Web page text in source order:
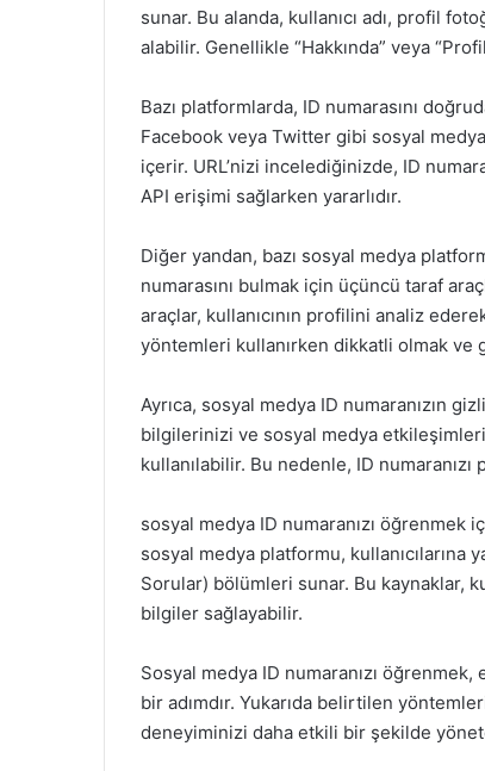
sunar. Bu alanda, kullanıcı adı, profil
alabilir. Genellikle “Hakkında” veya
Bazı platformlarda, ID numarasını
Facebook veya Twitter gibi sosyal
içerir. URL’nizi incelediğinizde, ID
API erişimi sağlarken yararlıdır.
Diğer yandan, bazı sosyal medya
numarasını bulmak için üçüncü taraf
araçlar, kullanıcının profilini analiz
yöntemleri kullanırken dikkatli olmak
Ayrıca, sosyal medya ID numaranızın
bilgilerinizi ve sosyal medya
kullanılabilir. Bu nedenle, ID
sosyal medya ID numaranızı öğrenmek
sosyal medya platformu, kullanıcılarına
Sorular) bölümleri sunar. Bu kaynaklar,
bilgiler sağlayabilir.
Sosyal medya ID numaranızı öğrenmek,
bir adımdır. Yukarıda belirtilen
deneyiminizi daha etkili bir şekilde